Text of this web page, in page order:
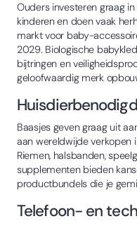
Ouders investeren graag
kinderen en doen vaak
markt voor baby-
2029. Biologische
bijtringen en
geloofwaardig merk
Baasjes geven graag uit
aan wereldwijde verkopen
Riemen, halsbanden,
supplementen bieden
productbundels die je
Telefoon- en